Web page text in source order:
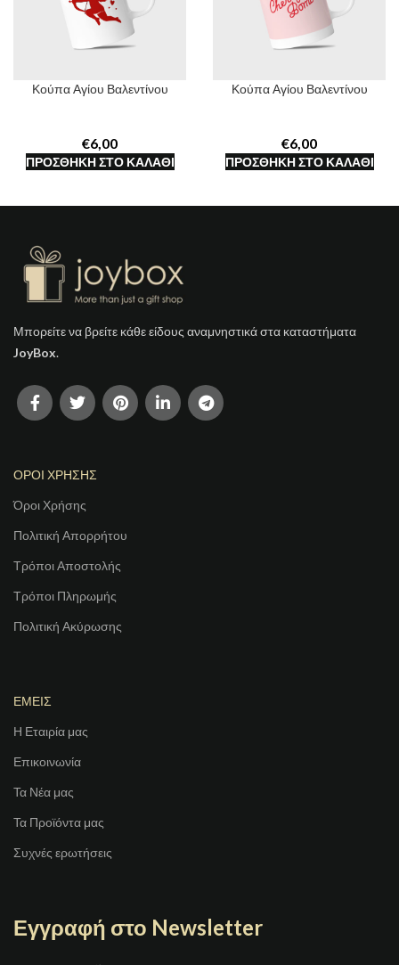
Κούπα Αγίου Βαλεντίνου
€
ΠΡΟΣΘΉΚΗ ΣΤΟ ΚΑΛΆΘΙ
Κούπα Αγίου Βαλεντίνου
€
ΠΡΟΣΘΉΚΗ ΣΤΟ ΚΑΛΆΘΙ
Μπορείτε να βρείτε κάθε είδους αναμνηστικά στα καταστήματα
JoyBox.
ΟΡΟΙ ΧΡΗΣΗΣ
Όροι Χρήσης
Πολιτική Απορρήτου
Τρόποι Αποστολής
Τρόποι Πληρωμής
Πολιτική Ακύρωσης
ΕΜΕΙΣ
Η Εταιρία μας
Επικοινωνία
Τα Νέα μας
Τα Προϊόντα μας
Συχνές ερωτήσεις
Εγγραφή στο Newsletter